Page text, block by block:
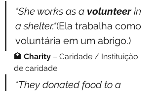
"She works as a volunteer in
a shelter."(Ela trabalha como
voluntária em um abrigo.)
🏥 Charity – Caridade / Instituição
de caridade
"They donated food to a